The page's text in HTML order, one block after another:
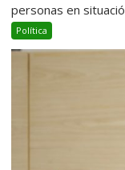
personas en
Política